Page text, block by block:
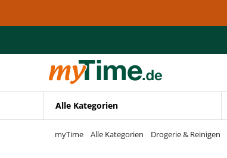
Zur Navigation springen
Alle Kategorien
myTime Alle Kategorien Drogerie & Reinigen